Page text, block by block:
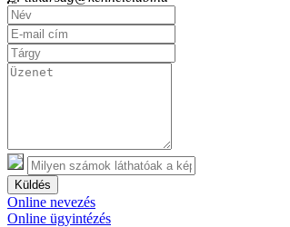
Küldés
Online nevezés
Online ügyintézés